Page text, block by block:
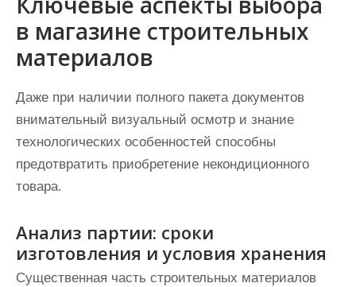
в магазине строительных
материалов
Даже при наличии полного пакета документов
внимательный визуальный осмотр и знание
технологических особенностей способны
предотвратить приобретение некондиционного
товара.
Анализ партии: сроки
изготовления и условия хранения
Существенная часть строительных материалов